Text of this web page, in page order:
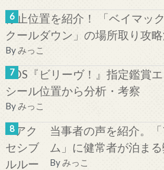
停止位置を紹介！ 「ベイマッ
クールダウン」の場所取り攻略
Byみっこ
TDS『ビリーヴ！』指定鑑賞
シール位置から分析・考察
Byみっこ
当事者の声を紹介。
ム」に健常者が泊ま
Byみっこ